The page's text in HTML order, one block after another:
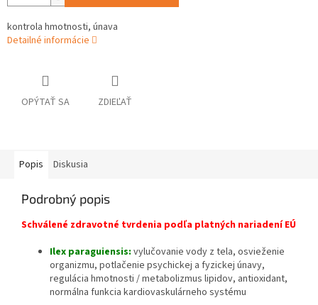
kontrola hmotnosti, únava
Detailné informácie
OPÝTAŤ SA ZDIEĽAŤ
Popis Diskusia
Podrobný popis
Schválené zdravotné tvrdenia podľa platných nariadení EÚ
Ilex paraguiensis: vylučovanie vody z tela, osvieženie
organizmu, potlačenie psychickej a fyzickej únavy,
regulácia hmotnosti / metabolizmus lipidov, antioxidant,
normálna funkcia kardiovaskulárneho systému